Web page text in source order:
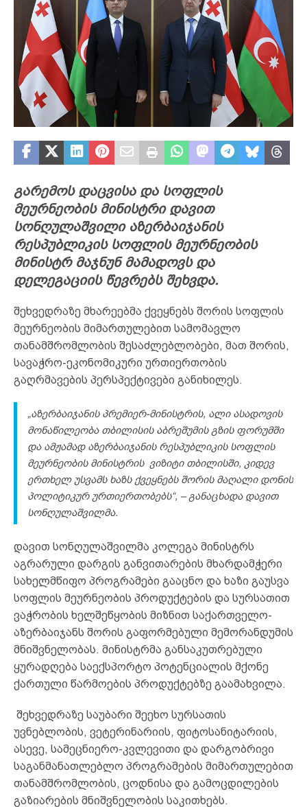
გარემოს დაცვისა და სოფლის
მეურნეობის მინისტრი დავით
სონღულაშვილი აზერბაიჯანის
რესპუბლიკის სოფლის მეურნეობის
მინისტრ მაჯნუნ მამადოვს და
დელეგაციის წევრებს შეხვდა.
შეხვედრაზე მხარეებმა ქვეყნებს შორის სოფლის
მეურნეობის მიმართულებით სამომავლო
თანამშრომლობის შესაძლებლობები, მათ შორის,
სავაჭრო-ეკონომიკური ურთიერთობის
გაღრმავების პერსპექტივები განიხილეს.
„აზერბაიჯანის პრემიერ-მინისტრის, ალი ასადოვის
მონაწილეობა თბილისის აბრეშუმის გზის ფორუმში
და ამჟამად აზერბაიჯანის რესპუბლიკის სოფლის
მეურნეობის მინისტრის ვიზიტი თბილისში, კიდევ
ერთხელ უსვამს ხაზს ქვეყნებს შორის მაღალი დონის
პოლიტიკურ ურთიერთობებს“, – განაცხადა დავით
სონღულაშვილმა.
დავით სონღულაშვილმა კოლეგა მინისტრს
აგრარული დარგის განვითარების მხარდამჭერი
სახელმწიფო პროგრამები გააცნო და ხაზი გაუსვა
სოფლის მეურნეობის პროდუქტების და სურსათით
ვაჭრობის ხელშეწყობის მიზნით საქართველო-
აზერბაიჯანს შორის გაფორმებული მემორანდუმის
მნიშვნელობას. მინისტრმა განსაკუთრებული
ყურადღება საექსპორტო პოტენციალის მქონე
ქართული წარმოების პროდუქტებზე გაამახვილა.
შეხვედრაზე საუბარი შეეხო სურსათის
უვნებლობის, ვეტერინარიის, ფიტოსანიტარიის,
ასევე, სამეცნიერო-კვლევითი და დარგობრივი
საგანმანათლებლო პროგრამების მიმართულებით
თანამშრომლობის, ცოდნისა და გამოცდილების
გაზიარების მნიშვნელობის საკითხებს.